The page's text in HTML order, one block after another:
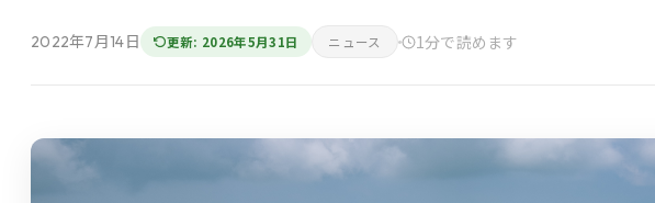
2022年7月14日 更新: 2026年5月31日 ニュース 1分で読めます